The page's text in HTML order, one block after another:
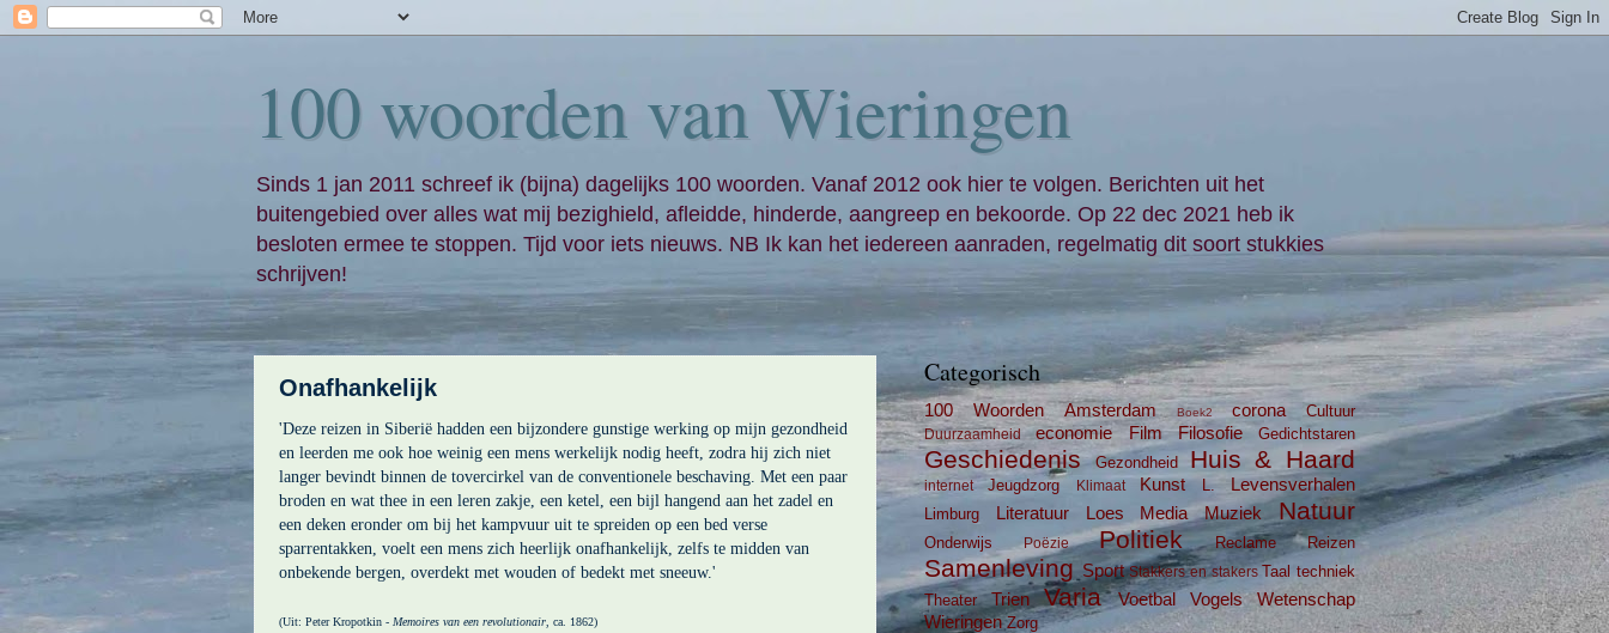
100 woorden van Wieringen
Sinds 1 jan 2011 schreef ik (bijna) dagelijks 100 woorden. Vanaf 2012 ook hier te volgen. Berichten uit het
buitengebied over alles wat mij bezighield, afleidde, hinderde, aangreep en bekoorde. Op 22 dec 2021 heb ik
besloten ermee te stoppen. Tijd voor iets nieuws. NB Ik kan het iedereen aanraden, regelmatig dit soort stukkies
schrijven!
Onafhankelijk
'Deze reizen in Siberië hadden een bijzondere gunstige werking op mijn gezondheid
en leerden me ook hoe weinig een mens werkelijk nodig heeft, zodra hij zich niet
langer bevindt binnen de tovercirkel van de conventionele beschaving. Met een paar
broden en wat thee in een leren zakje, een ketel, een bijl hangend aan het zadel en
een deken eronder om bij het kampvuur uit te spreiden op een bed verse
sparrentakken, voelt een mens zich heerlijk onafhankelijk, zelfs te midden van
onbekende bergen, overdekt met wouden of bedekt met sneeuw.'
(Uit: Peter Kropotkin - Memoires van een revolutionair , ca. 1862)
Categorisch
100 Woorden Amsterdam Boek2 corona Cultuur
Duurzaamheid economie Film Filosofie Gedichtstaren
Geschiedenis Gezondheid Huis & Haard
internet Jeugdzorg Klimaat Kunst L. Levensverhalen
Limburg Literatuur Loes Media Muziek Natuur
Onderwijs Poëzie Politiek Reclame Reizen
Samenleving Sport Stakkers en stakers Taal techniek
Theater
Trien Varia Voetbal Vogels
Wetenschap
Wieringen Zorg